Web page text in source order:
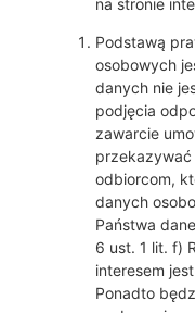
na stronie
Podstawą
osobowych
danych nie
podjęcia
zawarcie
przekazywać
odbiorcom,
danych
Państwa
6 ust. 1 lit. f)
interesem
Ponadto